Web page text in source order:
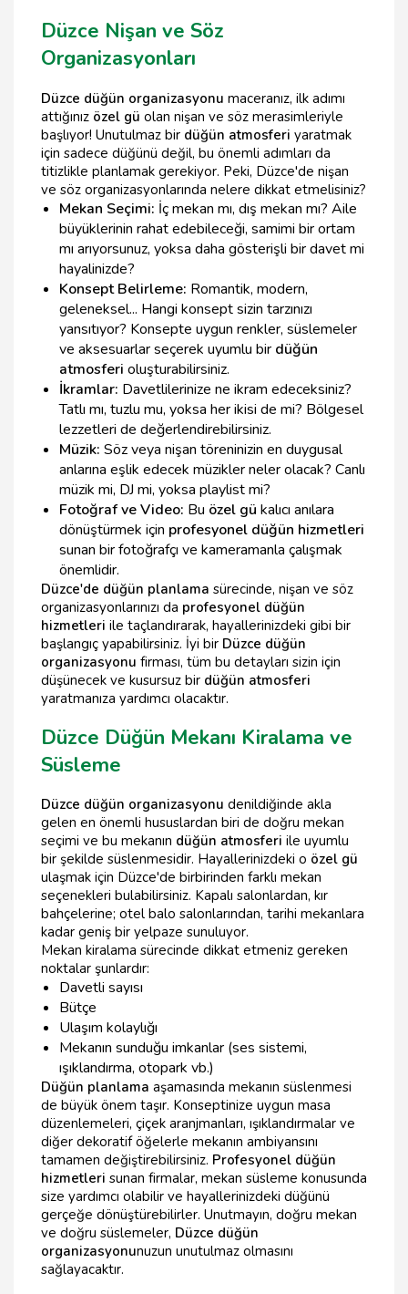
Düzce Nişan ve Söz
Organizasyonları
Düzce düğün organizasyonu maceranız, ilk adımı
attığınız özel gü olan nişan ve söz merasimleriyle
başlıyor! Unutulmaz bir düğün atmosferi yaratmak
için sadece düğünü değil, bu önemli adımları da
titizlikle planlamak gerekiyor. Peki, Düzce'de nişan
ve söz organizasyonlarında nelere dikkat etmelisiniz?
Mekan Seçimi: İç mekan mı, dış mekan mı? Aile
büyüklerinin rahat edebileceği, samimi bir ortam
mı arıyorsunuz, yoksa daha gösterişli bir davet mi
hayalinizde?
Konsept Belirleme: Romantik, modern,
geleneksel... Hangi konsept sizin tarzınızı
yansıtıyor? Konsepte uygun renkler, süslemeler
ve aksesuarlar seçerek uyumlu bir düğün
atmosferi oluşturabilirsiniz.
İkramlar: Davetlilerinize ne ikram edeceksiniz?
Tatlı mı, tuzlu mu, yoksa her ikisi de mi? Bölgesel
lezzetleri de değerlendirebilirsiniz.
Müzik: Söz veya nişan töreninizin en duygusal
anlarına eşlik edecek müzikler neler olacak? Canlı
müzik mi, DJ mi, yoksa playlist mi?
Fotoğraf ve Video: Bu özel gü kalıcı anılara
dönüştürmek için profesyonel düğün hizmetleri
sunan bir fotoğrafçı ve kameramanla çalışmak
önemlidir.
Düzce'de düğün planlama sürecinde, nişan ve söz
organizasyonlarınızı da profesyonel düğün
hizmetleri ile taçlandırarak, hayallerinizdeki gibi bir
başlangıç yapabilirsiniz. İyi bir Düzce düğün
organizasyonu firması, tüm bu detayları sizin için
düşünecek ve kusursuz bir düğün atmosferi
yaratmanıza yardımcı olacaktır.
Düzce Düğün Mekanı Kiralama ve
Süsleme
Düzce düğün organizasyonu denildiğinde akla
gelen en önemli hususlardan biri de doğru mekan
seçimi ve bu mekanın düğün atmosferi ile uyumlu
bir şekilde süslenmesidir. Hayallerinizdeki o özel gü
ulaşmak için Düzce'de birbirinden farklı mekan
seçenekleri bulabilirsiniz. Kapalı salonlardan, kır
bahçelerine; otel balo salonlarından, tarihi mekanlara
kadar geniş bir yelpaze sunuluyor.
Mekan kiralama sürecinde dikkat etmeniz gereken
noktalar şunlardır:
Davetli sayısı
Bütçe
Ulaşım kolaylığı
Mekanın sunduğu imkanlar (ses sistemi,
ışıklandırma, otopark vb.)
Düğün planlama aşamasında mekanın süslenmesi
de büyük önem taşır. Konseptinize uygun masa
düzenlemeleri, çiçek aranjmanları, ışıklandırmalar ve
diğer dekoratif öğelerle mekanın ambiyansını
tamamen değiştirebilirsiniz. Profesyonel düğün
hizmetleri sunan firmalar, mekan süsleme konusunda
size yardımcı olabilir ve hayallerinizdeki düğünü
gerçeğe dönüştürebilirler. Unutmayın, doğru mekan
ve doğru süslemeler, Düzce düğün
organizasyonunuzun unutulmaz olmasını
sağlayacaktır.